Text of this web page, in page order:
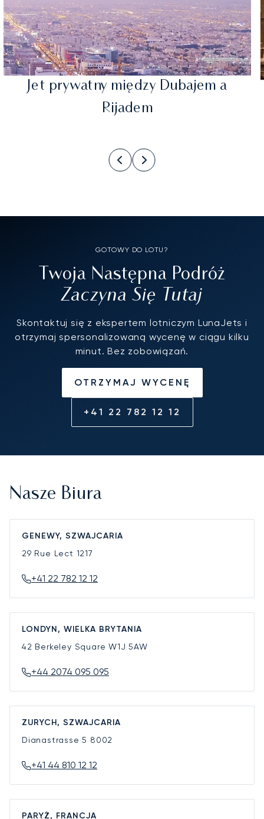
Jet prywatny między Dubajem a
Rijadem
GOTOWY DO LOTU?
Twoja Następna Podróż
Zaczyna Się Tutaj
Skontaktuj się z ekspertem lotniczym LunaJets i
otrzymaj spersonalizowaną wycenę w ciągu kilku
minut. Bez zobowiązań.
OTRZYMAJ WYCENĘ
+41 22 782 12 12
Nasze Biura
GENEWY, SZWAJCARIA
29 Rue Lect 1217
+41 22 782 12 12
LONDYN, WIELKA BRYTANIA
42 Berkeley SquareW1J 5AW
+44 2074 095 095
ZURYCH, SZWAJCARIA
Dianastrasse 5 8002
+41 44 810 12 12
PARYŻ, FRANCJA